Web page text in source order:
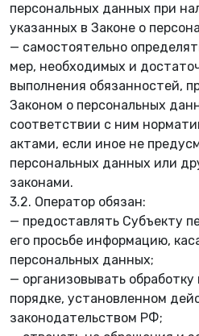
персональных данных при
указанных в Законе о
— самостоятельно
мер, необходимых и
выполнения обязанностей,
Законом о персональных
соответствии с ним
актами, если иное не
персональных данных или
законами.
3.2. Оператор обязан:
— предоставлять Субъекту
его просьбе информацию,
персональных данных;
— организовывать
порядке, установленном
законодательством РФ;